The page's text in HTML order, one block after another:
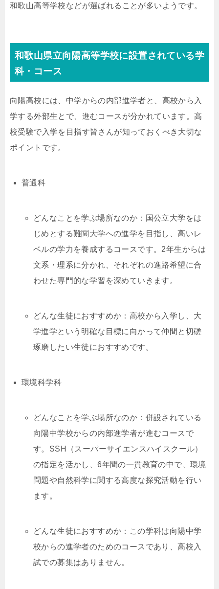
和歌山高等学校などが選ばれることが多いようです。
和歌山県立向陽高等学校に設置されている学
科・コース
向陽高校には、中学からの内部進学者と、高校から入
学する外部生とで、進むコースが分かれています。高
校受験で入学を目指す皆さんが知っておくべき大切な
ポイントです。
普通科
どんなことを学ぶ場所なのか：国公立大学をは
じめとする難関大学への進学を目指し、高いレ
ベルの学力を養成するコースです。2年生からは
文系・理系に分かれ、それぞれの進路希望に合
わせた専門的な学習を深めていきます。
どんな生徒におすすめか：高校から入学し、大
学進学という明確な目標に向かって仲間と切磋
琢磨したい生徒におすすめです。
環境科学科
どんなことを学ぶ場所なのか：併設されている
向陽中学校からの内部進学者が進むコースで
す。SSH（スーパーサイエンスハイスクール）
の指定を活かし、6年間の一貫教育の中で、環境
問題や自然科学に関する高度な探究活動を行い
ます。
どんな生徒におすすめか：この学科は向陽中学
校からの進学者のためのコースであり、高校入
試での募集はありません。